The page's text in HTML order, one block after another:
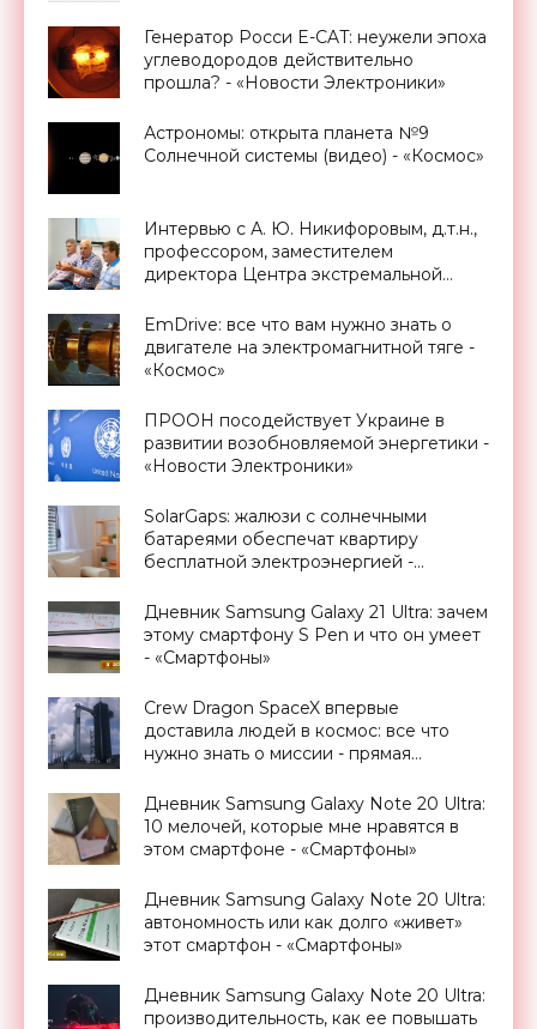
Генератор Росси E-CAT: неужели эпоха
углеводородов действительно
прошла? - «Новости Электроники»
Астрономы: открыта планета №9
Солнечной системы (видео) - «Космос»
Интервью с А. Ю. Никифоровым, д.т.н.,
профессором, заместителем
директора Центра экстремальной
МИФИ - «Смартфоны»
EmDrive: все что вам нужно знать о
двигателе на электромагнитной тяге -
«Космос»
ПРООН посодействует Украине в
развитии возобновляемой энергетики -
«Новости Электроники»
SolarGaps: жалюзи с солнечными
батареями обеспечат квартиру
бесплатной электроэнергией -
Дневник Samsung Galaxy 21 Ultra: зачем
этому смартфону S Pen и что он умеет
- «Смартфоны»
Crew Dragon SpaceX впервые
доставила людей в космос: все что
нужно знать о миссии - прямая
Дневник Samsung Galaxy Note 20 Ultra:
10 мелочей, которые мне нравятся в
этом смартфоне - «Смартфоны»
Дневник Samsung Galaxy Note 20 Ultra:
автономность или как долго «живет»
этот смартфон - «Смартфоны»
Дневник Samsung Galaxy Note 20 Ultra:
производительность, как ее повышать